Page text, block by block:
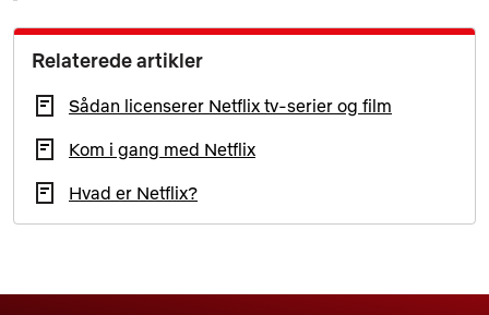
Relaterede artikler
Sådan licenserer Netflix tv-serier og film
Kom i gang med Netflix
Hvad er Netflix?